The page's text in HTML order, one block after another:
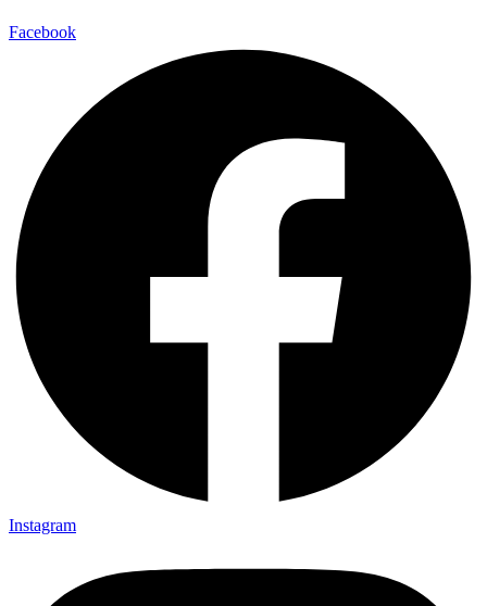
Facebook
Instagram